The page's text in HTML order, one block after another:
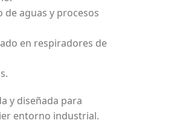
aguas y procesos
en respiradores de
y diseñada para
entorno industrial.